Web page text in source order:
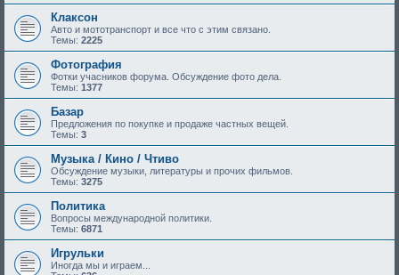
Клаксон
Авто и мототранспорт и все что с этим связано.
Темы: 2225
Фотография
Фотки учасников форума. Обсуждение фото дела.
Темы: 1377
Базар
Предложения по покупке и продаже частных вещей.
Темы: 3
Музыка / Кино / Чтиво
Обсуждение музыки, литературы и прочих фильмов.
Темы: 3275
Политика
Вопросы международной политики.
Темы: 6871
Игрульки
Иногда мы и играем...